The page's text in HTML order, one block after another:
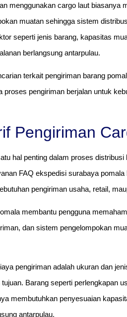
menggunakan cargo laut biasanya
muatan sehingga sistem
seperti jenis barang, kapasitas
berlangsung antarpulau.
terkait pengiriman barang
pengiriman berjalan untuk
Pengiriman
hal penting dalam proses distribusi
FAQ ekspedisi surabaya
pengiriman usaha, retail,
membantu pengguna
dan sistem pengelompokan
pengiriman adalah ukuran dan
Barang seperti perlengkapan
membutuhkan penyesuaian
antarpulau.